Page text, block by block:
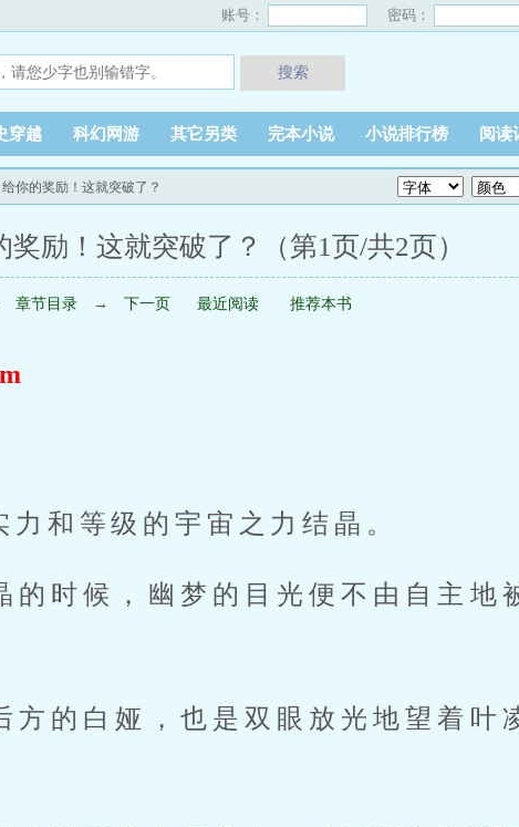
账号： 密码：
搜索
穿越 科幻网游 其它另类 完本小说 小说排行榜 阅读
给你的奖励！这就突破了？
奖励！这就突破了？（第1页/共2页）
章节目录 → 下一页 最近阅读 推荐本书
和等级的宇宙之力结晶。
的时候，幽梦的目光便不由自主地
方的白娅，也是双眼放光地望着叶